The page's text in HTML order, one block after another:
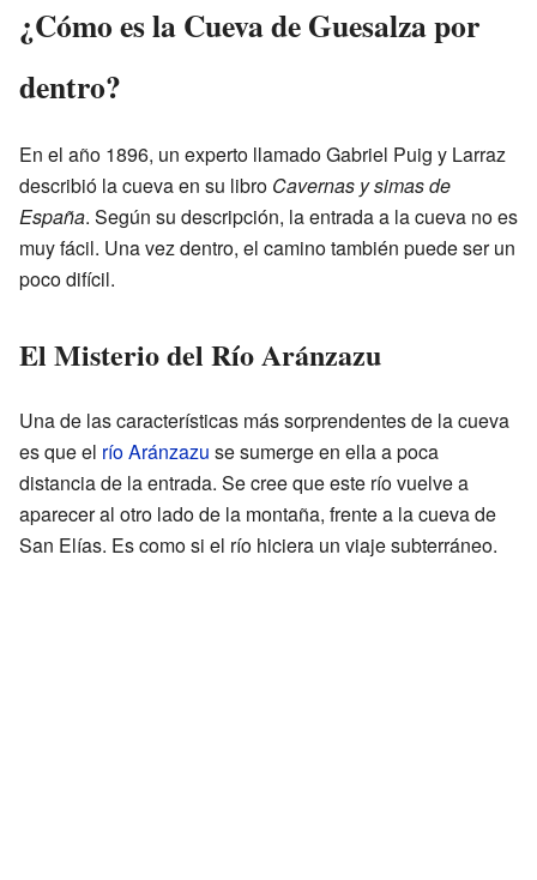
¿Cómo es la Cueva de Guesalza por
dentro?
En el año 1896, un experto llamado Gabriel Puig y Larraz
describió la cueva en su libro Cavernas y simas de
España. Según su descripción, la entrada a la cueva no es
muy fácil. Una vez dentro, el camino también puede ser un
poco difícil.
El Misterio del Río Aránzazu
Una de las características más sorprendentes de la cueva
es que el río Aránzazu se sumerge en ella a poca
distancia de la entrada. Se cree que este río vuelve a
aparecer al otro lado de la montaña, frente a la cueva de
San Elías. Es como si el río hiciera un viaje subterráneo.